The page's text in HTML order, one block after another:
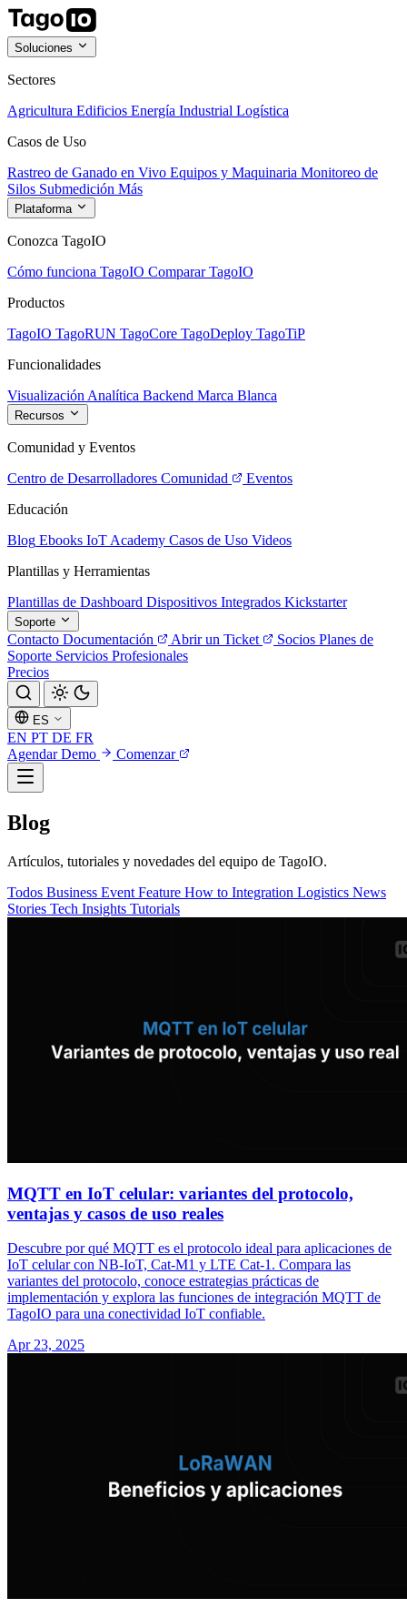
Soluciones
Sectores
Agricultura Edificios Energía Industrial Logística
Casos de Uso
Rastreo de Ganado en Vivo Equipos y Maquinaria Monitoreo de
Silos Submedición Más
Plataforma
Conozca TagoIO
Cómo funciona TagoIO Comparar TagoIO
Productos
TagoIO TagoRUN TagoCore TagoDeploy TagoTiP
Funcionalidades
Visualización Analítica Backend Marca Blanca
Recursos
Comunidad y Eventos
Centro de Desarrolladores Comunidad
Eventos
Educación
Blog Ebooks IoT Academy Casos de Uso Videos
Plantillas y Herramientas
Plantillas de Dashboard Dispositivos Integrados Kickstarter
Soporte
Contacto Documentación Abrir un Ticket Socios Planes de
Soporte Servicios Profesionales
Precios
ES
EN PT DE FR
Agendar Demo
Comenzar
Blog
Artículos, tutoriales y novedades del equipo de TagoIO.
Todos Business Event Feature How to Integration Logistics News
Stories Tech Insights Tutorials
MQTT en IoT celular: variantes del protocolo,
ventajas y casos de uso reales
Descubre por qué MQTT es el protocolo ideal para aplicaciones de
IoT celular con NB-IoT, Cat-M1 y LTE Cat-1. Compara las
variantes del protocolo, conoce estrategias prácticas de
implementación y explora las funciones de integración MQTT de
TagoIO para una conectividad IoT confiable.
Apr 23, 2025